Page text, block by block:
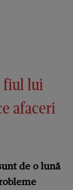
fiul lui
afaceri
de o lună